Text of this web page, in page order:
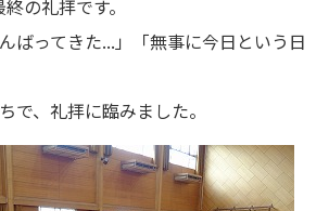
の礼拝です。
ばってきた...」「無事に今日という日
で、礼拝に臨みました。